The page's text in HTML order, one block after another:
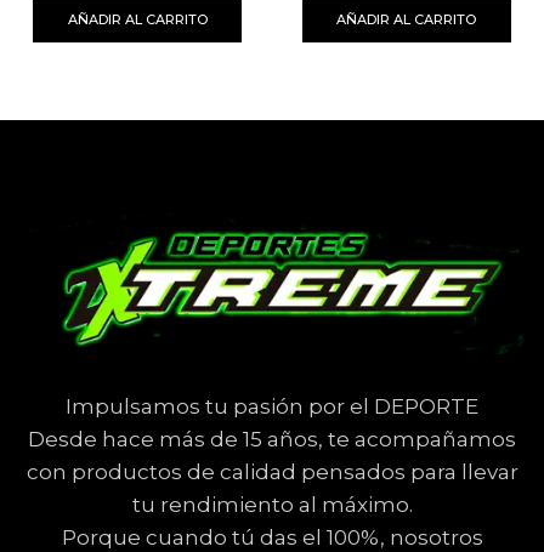
AÑADIR AL CARRITO AÑADIR AL CARRITO
Impulsamos tu pasión por el DEPORTE
Desde hace más de 15 años, te acompañamos
con productos de calidad pensados para llevar
tu rendimiento al máximo.
Porque cuando tú das el 100%, nosotros